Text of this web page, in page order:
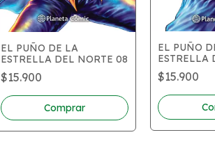
EL PUÑO DE LA
ESTRELLA DEL NORTE 08
$15.900
EL PUÑO
ESTRELLA
$15.900